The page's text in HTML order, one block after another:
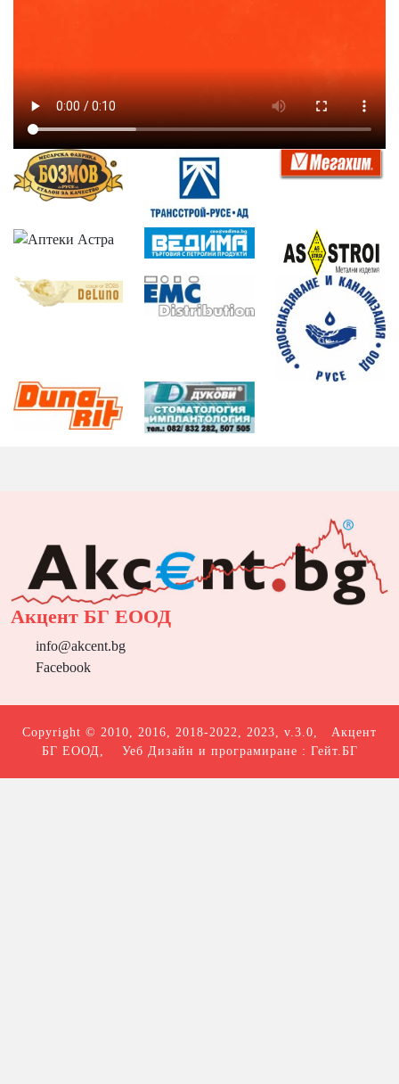
Акцент БГ ЕООД
info@akcent.bg
Facebook
Copyright © 2010, 2016, 2018-2022, 2023, v.3.0, Акцент
БГ ЕООД , Уеб Дизайн и програмиране : Гейт.БГ